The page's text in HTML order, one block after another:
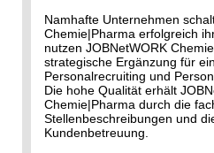
Namhafte Unternehmen
Chemie|Pharma erfolgreich
nutzen JOBNetWORK
strategische Ergänzung für
Personalrecruiting und
Die hohe Qualität erhält
Chemie|Pharma durch die
Stellenbeschreibungen und
Kundenbetreuung.